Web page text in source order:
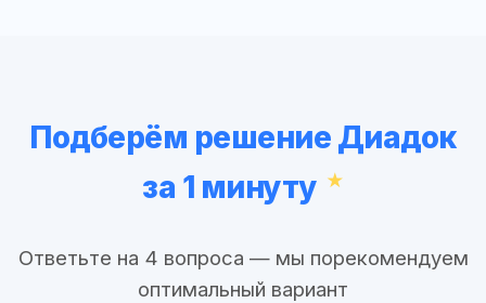
Подберём решение Диадок
за 1 минуту
Ответьте на 4 вопроса — мы порекомендуем
оптимальный вариант